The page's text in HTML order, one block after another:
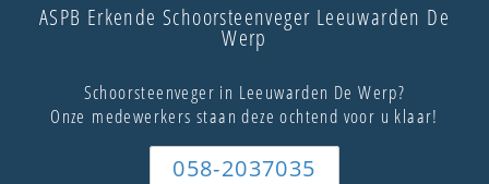
ASPB Erkende Schoorsteenveger Leeuwarden De
Werp
Schoorsteenveger in Leeuwarden De Werp?
Onze medewerkers staan deze ochtend voor u klaar!
058-2037035